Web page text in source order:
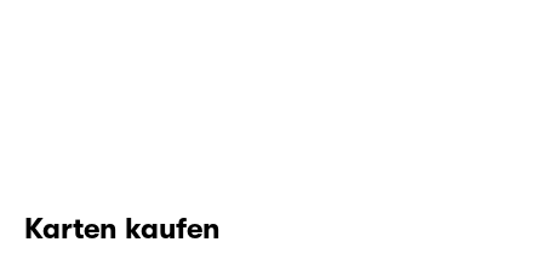
Karten kaufen